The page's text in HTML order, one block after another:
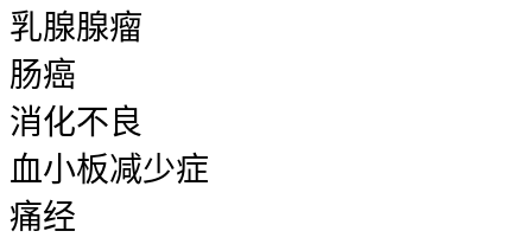
乳腺腺瘤
肠癌
消化不良
血小板减少症
痛经